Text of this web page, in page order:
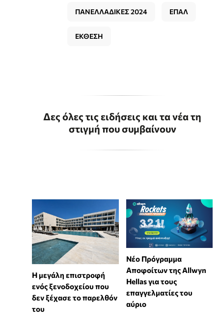
ΠΑΝΕΛΛΑΔΙΚΕΣ 2024 ΕΠΑΛ
ΕΚΘΕΣΗ
Δες όλες τις ειδήσεις και τα νέα τη
στιγμή που συμβαίνουν
Η μεγάλη επιστροφή
ενός ξενοδοχείου που
δεν ξέχασε το παρελθόν
του
Νέο Πρόγραμμα
Αποφοίτων της Allwyn
Hellas για τους
επαγγελματίες του
αύριο